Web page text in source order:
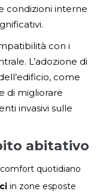
condizioni interne
con i
L’adozione di
come
di migliorare
invasivi sulle
abitativo
quotidiano
in zone esposte